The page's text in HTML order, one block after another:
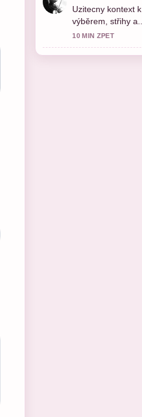
Uzitecny kontext
výběrem, střihy
aktualizacich.
10 MIN ZPET